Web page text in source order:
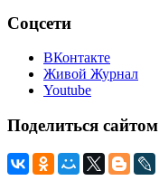
Соцсети
ВКонтакте
Живой Журнал
Youtube
Поделиться сайтом